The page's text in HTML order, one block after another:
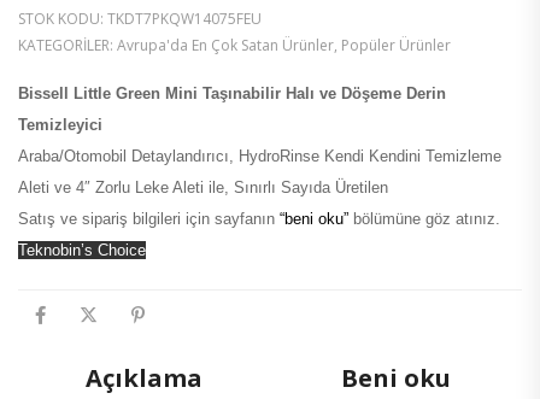
STOK KODU: TKDT7PKQW14075FEU
KATEGORILER: Avrupa'da En Çok Satan Ürünler, Popüler Ürünler
Bissell Little Green Mini Taşınabilir Halı ve Döşeme Derin
Temizleyici
Araba/Otomobil Detaylandırıcı, HydroRinse Kendi Kendini Temizleme
Aleti ve 4″ Zorlu Leke Aleti ile, Sınırlı Sayıda Üretilen
Satış ve sipariş bilgileri için sayfanın “beni oku” bölümüne göz atınız.
Teknobin’s Choice
Açıklama
Beni oku